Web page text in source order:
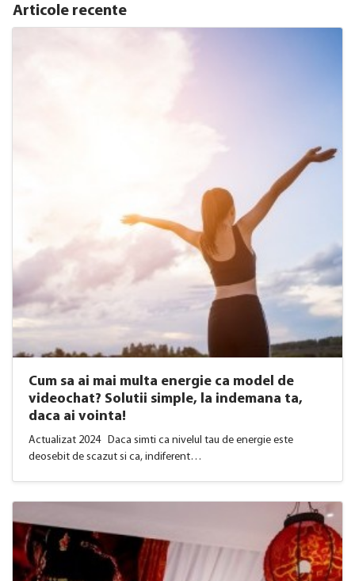
Articole recente
Cum sa ai mai multa energie ca model de
videochat? Solutii simple, la indemana ta,
daca ai vointa!
Actualizat 2024 Daca simti ca nivelul tau de energie este
deosebit de scazut si ca, indiferent…